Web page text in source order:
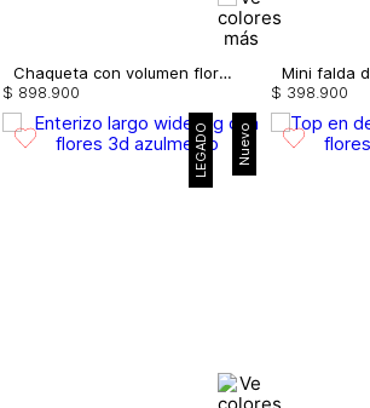
Chaqueta con volumen flores 3d
$ 898 900
$ 398 900
Nuevo
LEGADO